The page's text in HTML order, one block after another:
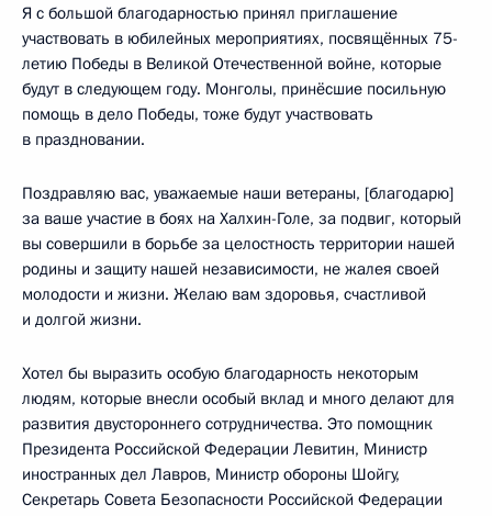
Я с большой благодарностью принял приглашение
участвовать в юбилейных мероприятиях, посвящённых 75-
летию Победы в Великой Отечественной войне, которые
будут в следующем году. Монголы, принёсшие посильную
помощь в дело Победы, тоже будут участвовать
в праздновании.
Поздравляю вас, уважаемые наши ветераны, [благодарю]
за ваше участие в боях на Халхин-Голе, за подвиг, который
вы совершили в борьбе за целостность территории нашей
родины и защиту нашей независимости, не жалея своей
молодости и жизни. Желаю вам здоровья, счастливой
и долгой жизни.
Хотел бы выразить особую благодарность некоторым
людям, которые внесли особый вклад и много делают для
развития двустороннего сотрудничества. Это помощник
Президента Российской Федерации Левитин, Министр
иностранных дел Лавров, Министр обороны Шойгу,
Секретарь Совета Безопасности Российской Федерации